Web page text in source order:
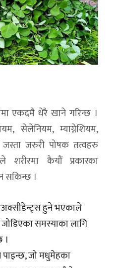
एकदमै धेरै खाने गरिन्छ ।
सेलेनियम, म्याग्नेशियम,
जस्ता जरुरी पोषक तत्वहरु
कैयौं प्रकारका
सकिन्छ ।
हुने भएकाले
समस्याका लागि
।
पाइन्छ, जो मधुमेहका